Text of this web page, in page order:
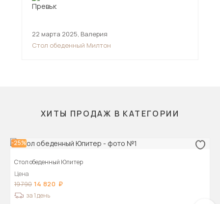
22 марта 2025, Валерия
Стол обеденный Милтон
ХИТЫ ПРОДАЖ В КАТЕГОРИИ
-25%
Стол обеденный Юпитер
Цена
19 790 14 820
за 1 день